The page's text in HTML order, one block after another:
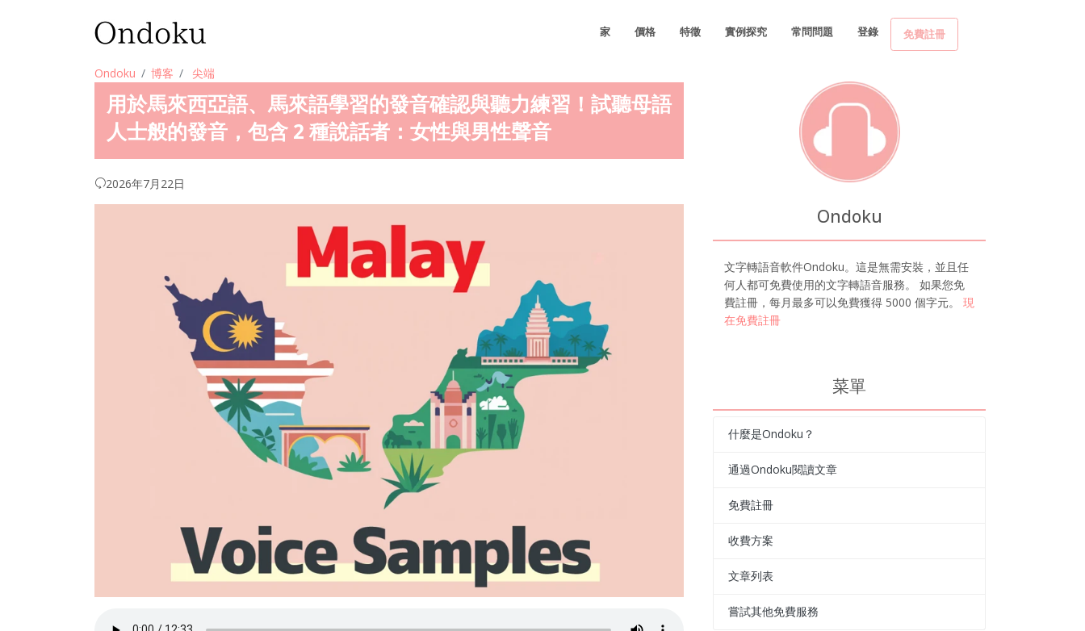
家 價格 特徵 實例探究 常問問題 登錄 免費註冊
Ondoku 博客 尖端
用於馬來西亞語、馬來語學習的發音確認與聽力練習！試聽母語
人士般的發音，包含 2 種說話者：女性與男性聲音
2026年7月22日
Ondoku
文字轉語音軟件Ondoku。這是無需安裝，並且任
何人都可免費使用的文字轉語音服務。 如果您免
費註冊，每月最多可以免費獲得 5000 個字元。 現
在免費註冊
菜單
什麼是Ondoku？
通過Ondoku閱讀文章
免費註冊
收費方案
文章列表
嘗試其他免費服務